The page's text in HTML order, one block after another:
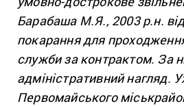
Барабаша М.Я., 2003 р.н.
покарання для
служби за контрактом. За
адміністративний нагляд.
Первомайського